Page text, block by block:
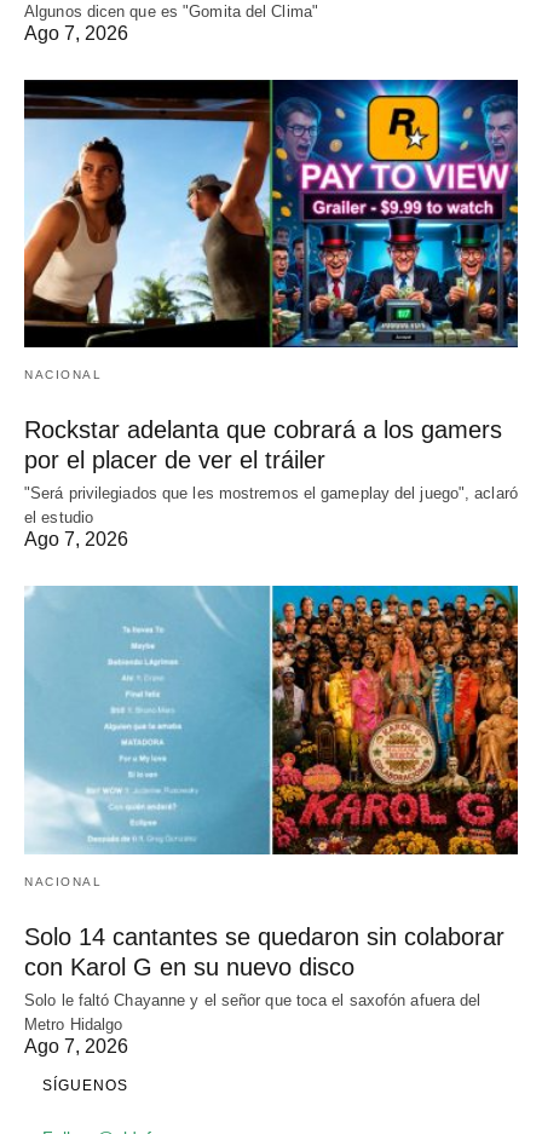
Algunos dicen que es "Gomita del Clima"
Ago 7, 2026
NACIONAL
Rockstar adelanta que cobrará a los gamers
por el placer de ver el tráiler
"Será privilegiados que les mostremos el gameplay del juego", aclaró
el estudio
Ago 7, 2026
NACIONAL
Solo 14 cantantes se quedaron sin colaborar
con Karol G en su nuevo disco
Solo le faltó Chayanne y el señor que toca el saxofón afuera del
Metro Hidalgo
Ago 7, 2026
SÍGUENOS